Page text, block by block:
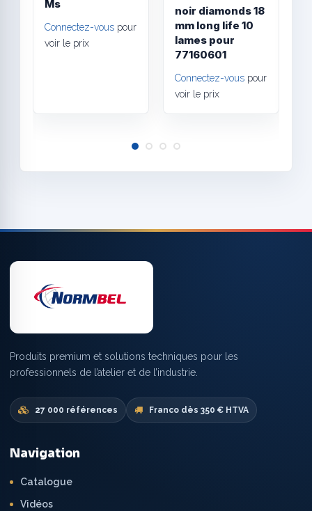
Ms
Connectez-vous pour
voir le prix
noir diamonds 18
mm long life 10
lames pour
77160601
Connectez-vous pour
voir le prix
Produits premium et solutions techniques pour les
professionnels de l’atelier et de l’industrie.
27 000 références Franco dès 350 € HTVA
Navigation
Catalogue
Vidéos